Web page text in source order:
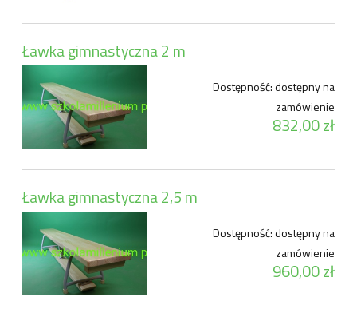
Ławka gimnastyczna 2 m
Dostępność:dostępny na
zamówienie
832,00 zł
Ławka gimnastyczna 2,5 m
Dostępność:dostępny na
zamówienie
960,00 zł